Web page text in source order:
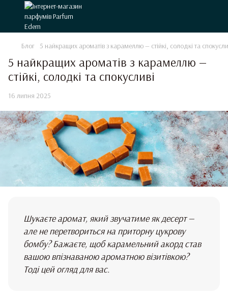
Блог 5 найкращих ароматів з карамеллю — стійкі, солодкі та
5 найкращих ароматів з карамеллю —
стійкі, солодкі та спокусливі
16 липня 2025
Шукаєте аромат, який звучатиме як десерт —
але не перетвориться на приторну цукрову
бомбу? Бажаєте, щоб карамельний акорд став
вашою впізнаваною ароматною візитівкою?
Тоді цей огляд для вас.